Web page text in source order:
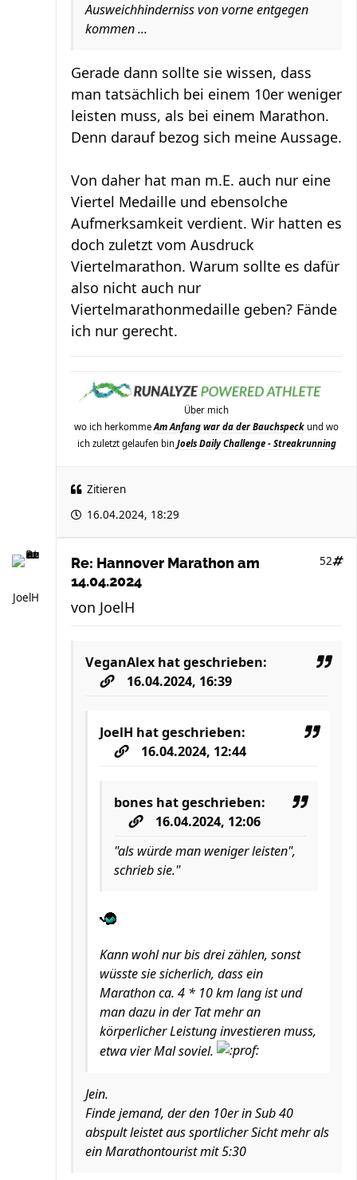
Ausweichhinderniss von vorne entgegen
kommen ...
Gerade dann sollte sie wissen, dass
man tatsächlich bei einem 10er weniger
leisten muss, als bei einem Marathon.
Denn darauf bezog sich meine Aussage.
Von daher hat man m.E. auch nur eine
Viertel Medaille und ebensolche
Aufmerksamkeit verdient. Wir hatten es
doch zuletzt vom Ausdruck
Viertelmarathon. Warum sollte es dafür
also nicht auch nur
Viertelmarathonmedaille geben? Fände
ich nur gerecht.
Über mich
wo ich herkommeAm Anfang war da der Bauchspeck und wo
ich zuletzt gelaufen bin Joels Daily Challenge - Streakrunning
Zitieren
16.04.2024, 18:29
JoelH
Re: Hannover Marathon am
14.04.2024
52
von JoelH
VeganAlex hat geschrieben:
16.04.2024, 16:39
JoelH hat geschrieben:
16.04.2024, 12:44
bones hat geschrieben:
16.04.2024, 12:06
"als würde man weniger leisten",
schrieb sie."
Kann wohl nur bis drei zählen, sonst
wüsste sie sicherlich, dass ein
Marathon ca. 4 * 10 km lang ist und
man dazu in der Tat mehr an
körperlicher Leistung investieren muss,
etwa vier Mal soviel.
Jein.
Finde jemand, der den 10er in Sub 40
abspult leistet aus sportlicher Sicht mehr als
ein Marathontourist mit 5:30